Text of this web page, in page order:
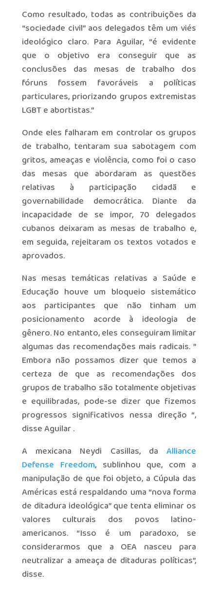
Como resultado, todas as contribuições da
“sociedade civil” aos delegados têm um viés
ideológico claro. Para Aguilar, “é evidente
que o objetivo era conseguir que as
conclusões das mesas de trabalho dos
fóruns fossem favoráveis a políticas
particulares, priorizando grupos extremistas
LGBT e abortistas.”
Onde eles falharam em controlar os grupos
de trabalho, tentaram sua sabotagem com
gritos, ameaças e violência, como foi o caso
das mesas que abordaram as questões
relativas à participação cidadã e
governabilidade democrática. Diante da
incapacidade de se impor, 70 delegados
cubanos deixaram as mesas de trabalho e,
em seguida, rejeitaram os textos votados e
aprovados.
Nas mesas temáticas relativas a Saúde e
Educação houve um bloqueio sistemático
aos participantes que não tinham um
posicionamento acorde à ideologia de
gênero. No entanto, eles conseguiram limitar
algumas das recomendações mais radicais. ”
Embora não possamos dizer que temos a
certeza de que as recomendações dos
grupos de trabalho são totalmente objetivas
e equilibradas, pode-se dizer que fizemos
progressos significativos nessa direção “,
disse Aguilar .
A mexicana Neydi Casillas, daAlliance
Defense Freedom, sublinhou que, com a
manipulação de que foi objeto, a Cúpula das
Américas está respaldando uma “nova forma
de ditadura ideológica” que tenta eliminar os
valores culturais dos povos latino-
americanos. “Isso é um paradoxo, se
considerarmos que a OEA nasceu para
neutralizar a ameaça de ditaduras políticas”,
disse.